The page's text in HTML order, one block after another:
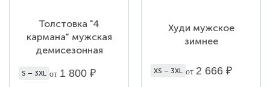
Толстовка "4
кармана" мужская
демисезонная
S – 3XL от 1 800 ₽
Худи мужское
зимнее
XS – 3XL от 2 666 ₽